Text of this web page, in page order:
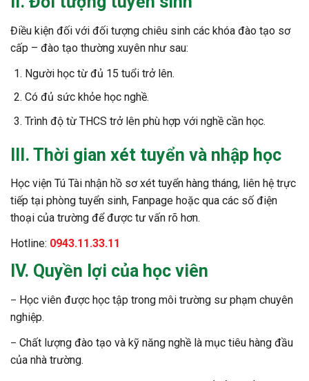
Điều kiện đối với đối tượng chiêu sinh các khóa đào tạo sơ
cấp – đào tạo thường xuyên như sau:
Người học từ đủ 15 tuổi trở lên.
Có đủ sức khỏe học nghề.
Trình độ từ THCS trở lên phù hợp với nghề cần học.
III. Thời gian xét tuyển và nhập học
Học viện Tú Tài nhận hồ sơ xét tuyển hàng tháng, liên hệ trực
tiếp tại phòng tuyển sinh, Fanpage hoặc qua các số điện
thoại của trường để được tư vấn rõ hơn.
Hotline: 0943.11.33.11
IV. Quyền lợi của học viên
– Học viên được học tập trong môi trường sư phạm chuyên
nghiệp.
– Chất lượng đào tạo và kỹ năng nghề là mục tiêu hàng đầu
của nhà trường.